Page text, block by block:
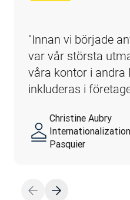
"Innan vi började
var vår största
våra kontor i andra
inkluderas i
Christine Aubry
Pasquier